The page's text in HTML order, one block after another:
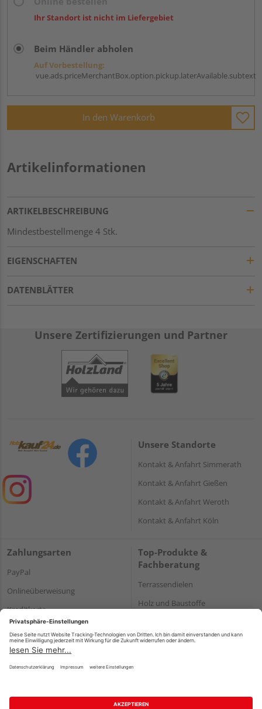
Ihr Standort ist nicht im Liefergebiet
Beim Händler abholen
Auf Vorbestellung:
vue.ads.priceMerchantBox.option.pickup.laterAvailable.subtext
In den Warenkorb
Artikelinformationen
ARTIKELBESCHREIBUNG
Mindestbestellmenge 4 Stk.
EIGENSCHAFTEN
DATENBLÄTTER
Unsere Zertifizierungen und Partner
Unsere Standorte
Kontakt & Anfahrt Simmerath
Kontakt & Anfahrt Gießen
Kontakt & Anfahrt Weroth
Kontakt & Anfahrt Köln
Zahlungsarten
PayPal
Onlineüberweisung
Kreditkarte
Rechnung*
*Bonität vorausgesetzt
Top-Produkte &
Fachberatung
Terrassendielen
Holz und Baustoffe
Impressum Datenschutz AGB Barrierefreiheitserklärung